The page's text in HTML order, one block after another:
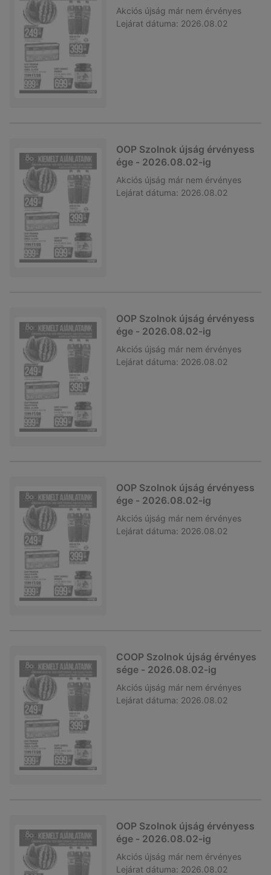
Akciós újság már nem érvényes
Lejárat dátuma: 2026.08.02
OOP Szolnok újság érvényess
ége - 2026.08.02-ig
Akciós újság már nem érvényes
Lejárat dátuma: 2026.08.02
OOP Szolnok újság érvényess
ége - 2026.08.02-ig
Akciós újság már nem érvényes
Lejárat dátuma: 2026.08.02
OOP Szolnok újság érvényess
ége - 2026.08.02-ig
Akciós újság már nem érvényes
Lejárat dátuma: 2026.08.02
COOP Szolnok újság érvényes
sége - 2026.08.02-ig
Akciós újság már nem érvényes
Lejárat dátuma: 2026.08.02
OOP Szolnok újság érvényess
ége - 2026.08.02-ig
Akciós újság már nem érvényes
Lejárat dátuma: 2026.08.02